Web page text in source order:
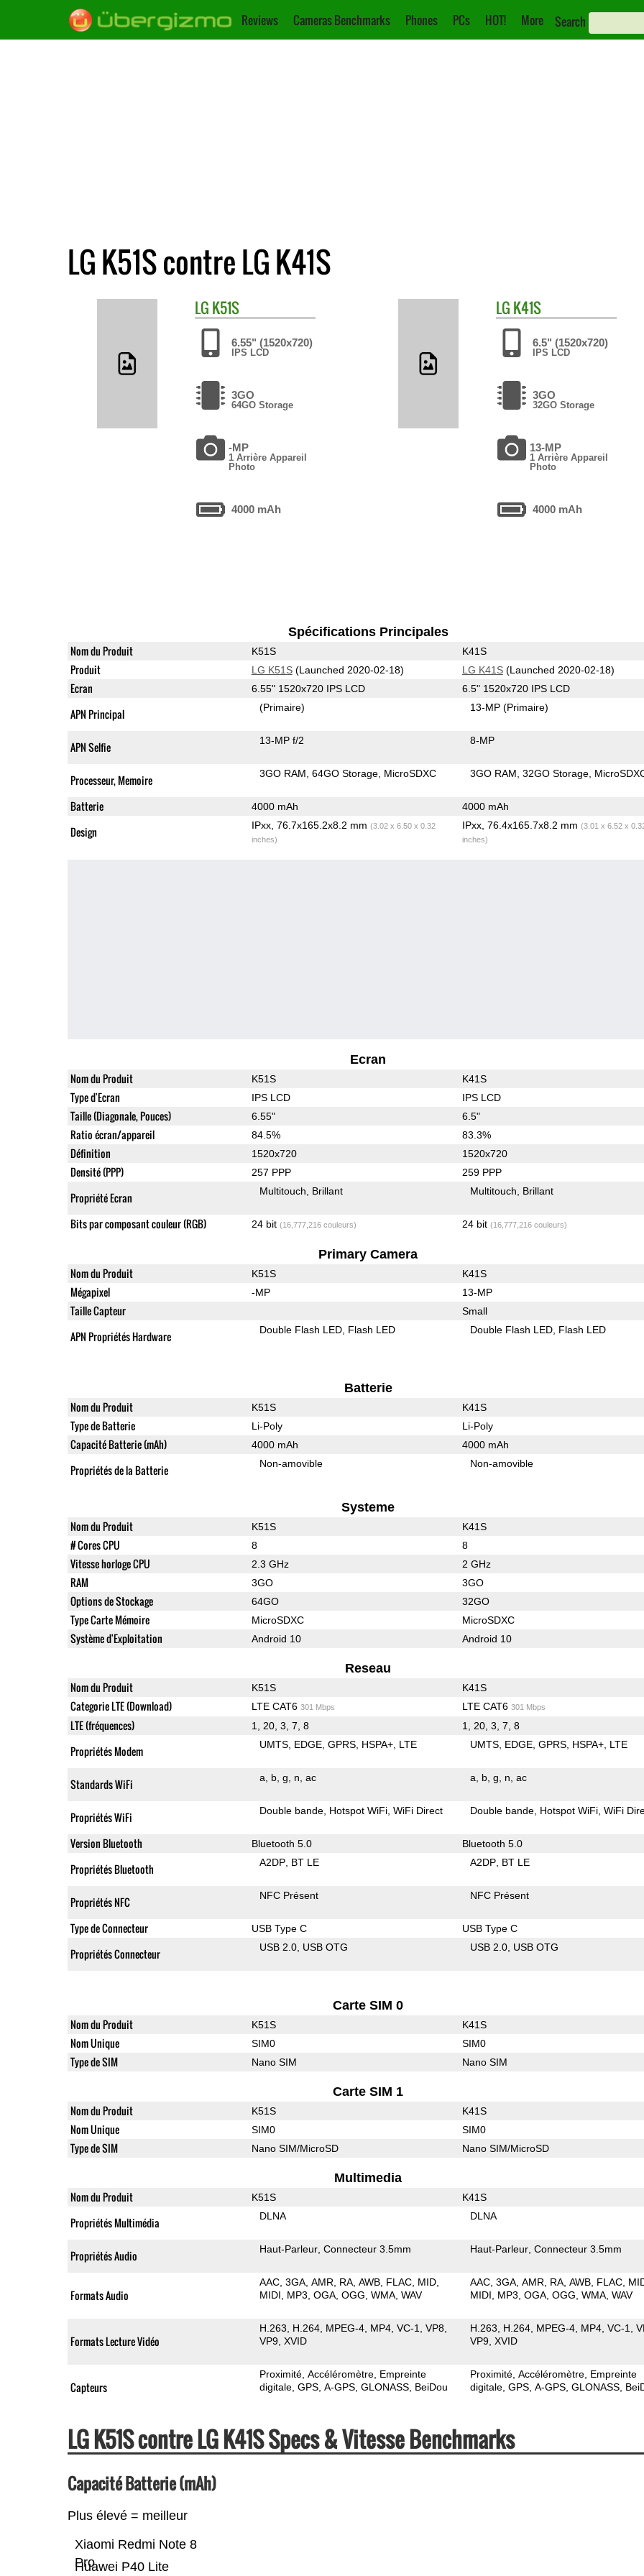
Reviews Cameras Benchmarks Phones PCs HOT! More Search
LG K51S contre LG K41S
LG K51S
6.55" (1520x720)
IPS LCD
3GO
64GO Storage
-MP
1 Arrière Appareil
Photo
4000 mAh
LG K41S
6.5" (1520x720)
IPS LCD
3GO
32GO Storage
13-MP
1 Arrière Appareil
Photo
4000 mAh
Spécifications Principales
Nom du Produit K51S K41S
Produit LG K51S(Launched 2020-02-18) LG K41S(Launched 2020-02-18)
Ecran 6.55" 1520x720 IPS LCD 6.5" 1520x720 IPS LCD
APN Principal (Primaire) 13-MP(Primaire)
APN Selfie 13-MP f/2 8-MP
Processeur, Memoire 3GO RAM 64GO Storage MicroSDXC 3GO RAM 32GO Storage
Batterie 4000 mAh 4000 mAh
Design IPxx, 76.7x165.2x8.2 mm (3.02 x 6.50 x 0.32
inches)
IPxx, 76.4x165.7x8.2 mm (3.01 x 6.52 x
inches)
Ecran
Nom du Produit K51S K41S
Type d'Ecran IPS LCD IPS LCD
Taille (Diagonale, Pouces) 6.55" 6.5"
Ratio écran/appareil 84.5% 83.3%
Définition 1520x720 1520x720
Densité (PPP) 257 PPP 259 PPP
Propriété Ecran Multitouch Brillant Multitouch Brillant
Bits par composant couleur (RGB) 24 bit (16,777,216 couleurs) 24 bit (16,777,216 couleurs)
Primary Camera
Nom du Produit K51S K41S
Mégapixel -MP 13-MP
Taille Capteur Small
APN Propriétés Hardware Double Flash LED Flash LED Double Flash LED Flash LED
Batterie
Nom du Produit K51S K41S
Type de Batterie Li-Poly Li-Poly
Capacité Batterie (mAh) 4000 mAh 4000 mAh
Propriétés de la Batterie Non-amovible Non-amovible
Systeme
Nom du Produit K51S K41S
# Cores CPU 8 8
Vitesse horloge CPU 2.3 GHz 2 GHz
RAM 3GO 3GO
Options de Stockage 64GO 32GO
Type Carte Mémoire MicroSDXC MicroSDXC
Système d'Exploitation Android 10 Android 10
Reseau
Nom du Produit K51S K41S
Categorie LTE (Download) LTE CAT6 301 Mbps LTE CAT6 301 Mbps
LTE (fréquences) 1, 20, 3, 7, 8 1, 20, 3, 7, 8
Propriétés Modem UMTS EDGE GPRS HSPA+ LTE UMTS EDGE GPRS HSPA+ LTE
Standards WiFi a b g n ac a b g n ac
Propriétés WiFi Double bande Hotspot WiFi WiFi Direct Double bande Hotspot WiFi WiFi
Version Bluetooth Bluetooth 5.0 Bluetooth 5.0
Propriétés Bluetooth A2DP BT LE A2DP BT LE
Propriétés NFC NFC Présent NFC Présent
Type de Connecteur USB Type C USB Type C
Propriétés Connecteur USB 2.0 USB OTG USB 2.0 USB OTG
Carte SIM 0
Nom du Produit K51S K41S
Nom Unique SIM0 SIM0
Type de SIM Nano SIM Nano SIM
Carte SIM 1
Nom du Produit K51S K41S
Nom Unique SIM0 SIM0
Type de SIM Nano SIM/MicroSD Nano SIM/MicroSD
Multimedia
Nom du Produit K51S K41S
Propriétés Multimédia DLNA DLNA
Propriétés Audio Haut-Parleur Connecteur 3.5mm Haut-Parleur Connecteur 3.5mm
Formats Audio
AAC 3GA AMR RA AWB FLAC MID
MIDI
MP3 OGA OGG WMA WAV
AAC 3GA AMR RA AWB FLAC
MIDI
MP3 OGA OGG WMA WAV
Formats Lecture Vidéo
H.263 H.264 MPEG-4 MP4 VC-1
VP8
VP9 XVID
H.263 H.264 MPEG-4 MP4 VC-1
VP9 XVID
Capteurs
Proximité Accéléromètre Empreinte
digitale GPS A-GPS GLONASS BeiDou
Proximité Accéléromètre Empreinte
digitale GPS A-GPS GLONASS
LG K51S contre LG K41S Specs & Vitesse Benchmarks
Capacité Batterie (mAh)
Plus élevé = meilleur
Huawei P40 Lite
Xiaomi Redmi Note 8
Pro